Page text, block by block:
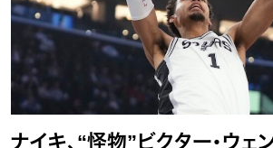
ナイキ、“怪物”ビクター・ウェ